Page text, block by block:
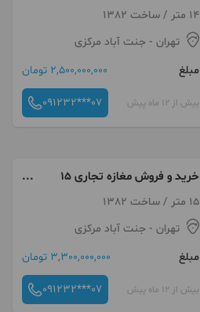
اباد
14 متر / ساخت 1382
تهران - جنت آباد مرکزی
مبلغ
2,500,000,000 تومان
بیش از 12 ماه پیش 091232***07
خرید و فروش مغازه تجاری 15
متری جنت اباد
15 متر / ساخت 1382
تهران - جنت آباد مرکزی
مبلغ
3,300,000,000 تومان
بیش از 12 ماه پیش 091232***07